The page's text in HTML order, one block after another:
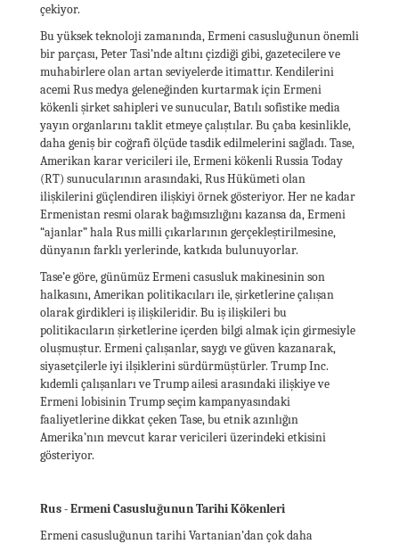
çekiyor.
Bu yüksek teknoloji zamanında, Ermeni casusluğunun önemli
bir parçası, Peter Tasi’nde altını çizdiği gibi, gazetecilere ve
muhabirlere olan artan seviyelerde itimattır. Kendilerini
acemi Rus medya geleneğinden kurtarmak için Ermeni
kökenli şirket sahipleri ve sunucular, Batılı sofistike media
yayın organlarını taklit etmeye çalıştılar. Bu çaba kesinlikle,
daha geniş bir coğrafi ölçüde tasdik edilmelerini sağladı. Tase,
Amerikan karar vericileri ile, Ermeni kökenli Russia Today
(RT) sunucularının arasındaki, Rus Hükümeti olan
ilişkilerini güçlendiren ilişkiyi örnek gösteriyor. Her ne kadar
Ermenistan resmi olarak bağımsızlığını kazansa da, Ermeni
“ajanlar” hala Rus milli çıkarlarının gerçekleştirilmesine,
dünyanın farklı yerlerinde, katkıda bulunuyorlar.
Tase’e göre, günümüz Ermeni casusluk makinesinin son
halkasını, Amerikan politikacıları ile, şirketlerine çalışan
olarak girdikleri iş ilişkileridir. Bu iş ilişkileri bu
politikacıların şirketlerine içerden bilgi almak için girmesiyle
oluşmuştur. Ermeni çalışanlar, saygı ve güven kazanarak,
siyasetçilerle iyi ilşiklerini sürdürmüştürler. Trump Inc.
kıdemli çalışanları ve Trump ailesi arasındaki ilişkiye ve
Ermeni lobisinin Trump seçim kampanyasındaki
faaliyetlerine dikkat çeken Tase, bu etnik azınlığın
Amerika’nın mevcut karar vericileri üzerindeki etkisini
gösteriyor.
Rus - Ermeni Casusluğunun Tarihi Kökenleri
Ermeni casusluğunun tarihi Vartanian’dan çok daha